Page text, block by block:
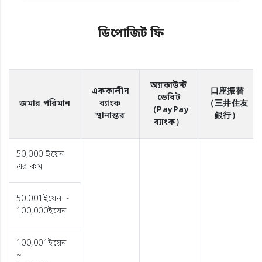
ডিপোজিট ফি
জমার পরিমান
এককালীন
ব্যাংক
স্থানান্তর
অ্যাকাউন্ট
ডেবিট
（PayPay
ব্যাংক）
口座振替
（三井住友
銀行）
50,000 ইয়েন
এর কম
50,001ইয়েন ~
100,000ইয়েন
100,001ইয়েন
~